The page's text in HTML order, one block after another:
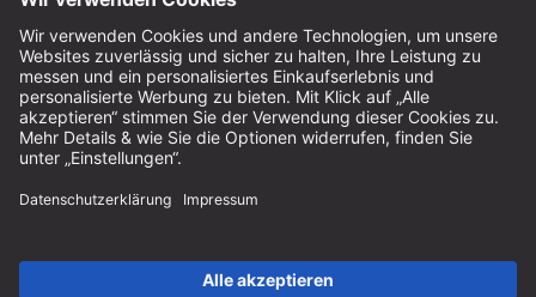
Impressum
AGB
Datenschutz
Cookie-Einstellungen
© 2026 sauter GmbH
* kostenloser Versand ab 150 Euro Bestellwert innerhalb
Deutschlands für die Standard-Paketgrößen - ausgenommen